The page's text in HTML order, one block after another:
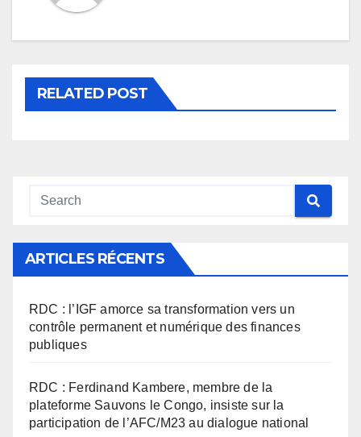
RELATED POST
ARTICLES RÉCENTS
RDC : l’IGF amorce sa transformation vers un
contrôle permanent et numérique des finances
publiques
RDC : Ferdinand Kambere, membre de la
plateforme Sauvons le Congo, insiste sur la
participation de l’AFC/M23 au dialogue national